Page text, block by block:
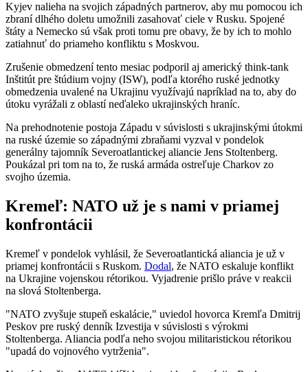
Kyjev nalieha na svojich západných partnerov, aby mu pomocou ich
zbraní dlhého doletu umožnili zasahovať ciele v Rusku. Spojené
štáty a Nemecko sú však proti tomu pre obavy, že by ich to mohlo
zatiahnuť do priameho konfliktu s Moskvou.
Zrušenie obmedzení tento mesiac podporil aj americký think-tank
Inštitút pre štúdium vojny (ISW), podľa ktorého ruské jednotky
obmedzenia uvalené na Ukrajinu využívajú napríklad na to, aby do
útoku vyrážali z oblastí neďaleko ukrajinských hraníc.
Na prehodnotenie postoja Západu v súvislosti s ukrajinskými útokmi
na ruské územie so západnými zbraňami vyzval v pondelok
generálny tajomník Severoatlantickej aliancie Jens Stoltenberg.
Poukázal pri tom na to, že ruská armáda ostreľuje Charkov zo
svojho územia.
Kremeľ: NATO už je s nami v priamej
konfrontácii
Kremeľ v pondelok vyhlásil, že Severoatlantická aliancia je už v
priamej konfrontácii s Ruskom. Dodal, že NATO eskaluje konflikt
na Ukrajine vojenskou rétorikou. Vyjadrenie prišlo práve v reakcii
na slová Stoltenberga.
"NATO zvyšuje stupeň eskalácie," uviedol hovorca Kremľa Dmitrij
Peskov pre ruský denník Izvestija v súvislosti s výrokmi
Stoltenberga. Aliancia podľa neho svojou militaristickou rétorikou
"upadá do vojnového vytrženia".